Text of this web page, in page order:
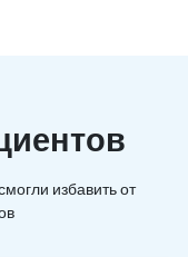
избавить от